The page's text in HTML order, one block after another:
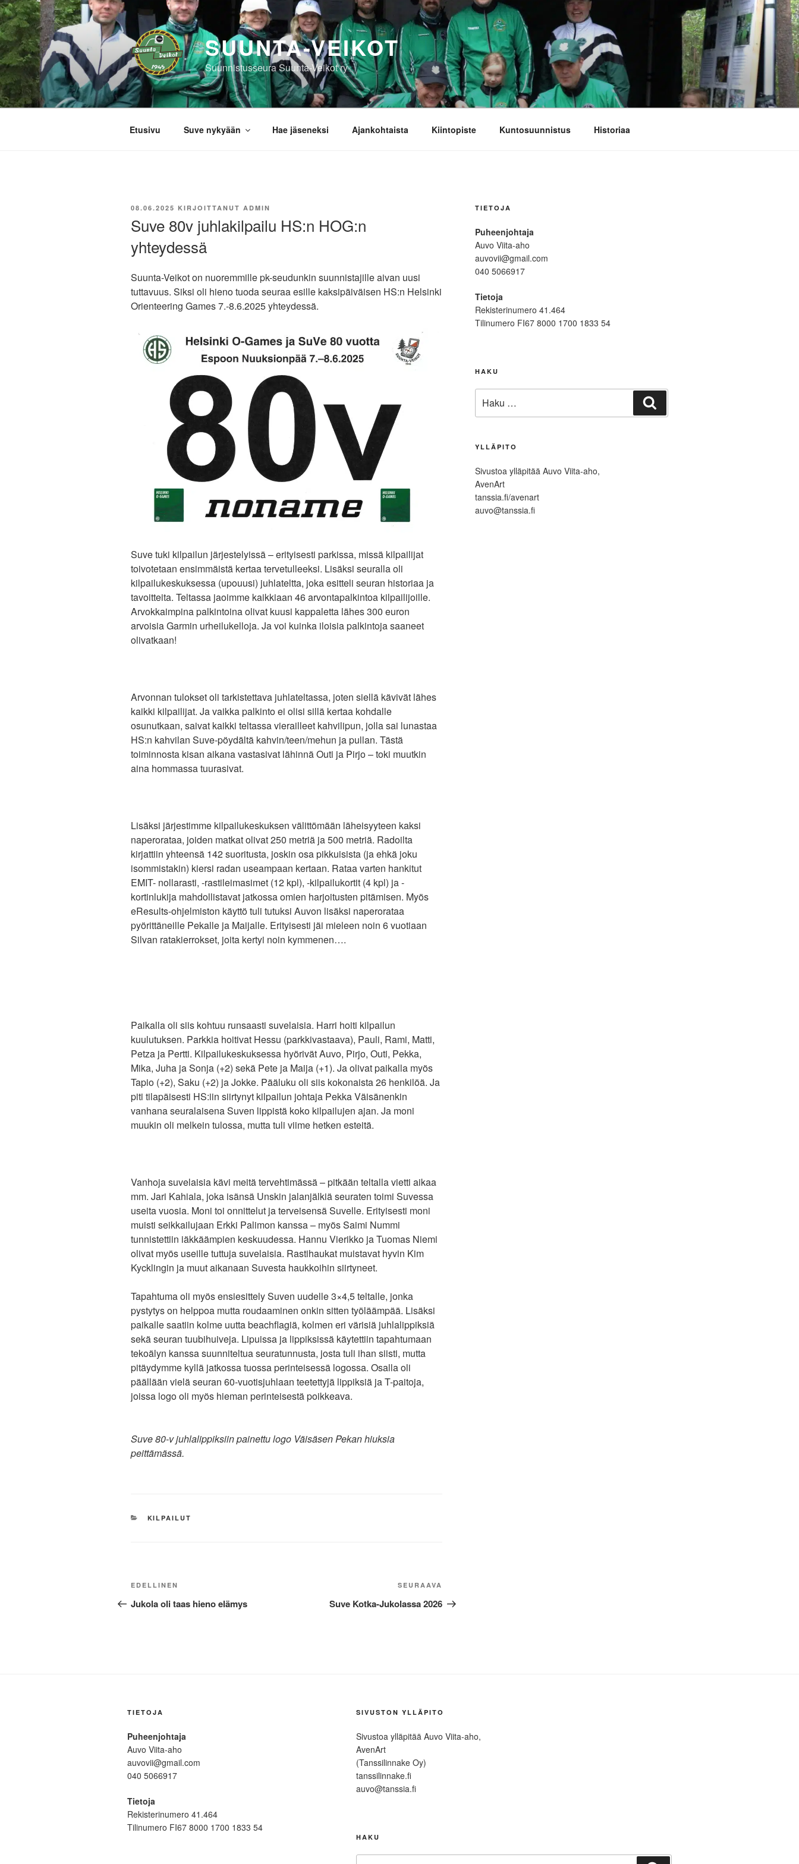
Siirry
sisältöön
SUUNTA-VEIKOT
Suunnistusseura Suunta-Veikot ry
Etusivu Suve nykyään Hae jäseneksi Ajankohtaista Kiintopiste Kuntosuunnistus Historiaa
JULKAISTU
08.06.2025 KIRJOITTANUT ADMIN
Suve 80v juhlakilpailu HS:n HOG:n
yhteydessä
Suunta-Veikot on nuoremmille pk-seudunkin suunnistajille aivan uusi
tuttavuus. Siksi oli hieno tuoda seuraa esille kaksipäiväisen HS:n Helsinki
Orienteering Games 7.-8.6.2025 yhteydessä.
Suve tuki kilpailun järjestelyissä – erityisesti parkissa, missä kilpailijat
toivotetaan ensimmäistä kertaa tervetulleeksi. Lisäksi seuralla oli
kilpailukeskuksessa (upouusi) juhlateltta, joka esitteli seuran historiaa ja
tavoitteita. Teltassa jaoimme kaikkiaan 46 arvontapalkintoa kilpailijoille.
Arvokkaimpina palkintoina olivat kuusi kappaletta lähes 300 euron
arvoisia Garmin urheilukelloja. Ja voi kuinka iloisia palkintoja saaneet
olivatkaan!
Arvonnan tulokset oli tarkistettava juhlateltassa, joten siellä kävivät lähes
kaikki kilpailijat. Ja vaikka palkinto ei olisi sillä kertaa kohdalle
osunutkaan, saivat kaikki teltassa vierailleet kahvilipun, jolla sai lunastaa
HS:n kahvilan Suve-pöydältä kahvin/teen/mehun ja pullan. Tästä
toiminnosta kisan aikana vastasivat lähinnä Outi ja Pirjo – toki muutkin
aina hommassa tuurasivat.
Lisäksi järjestimme kilpailukeskuksen välittömään läheisyyteen kaksi
naperorataa, joiden matkat olivat 250 metriä ja 500 metriä. Radoilta
kirjattiin yhteensä 142 suoritusta, joskin osa pikkuisista (ja ehkä joku
isommistakin) kiersi radan useampaan kertaan. Rataa varten hankitut
EMIT- nollarasti, -rastileimasimet (12 kpl), -kilpailukortit (4 kpl) ja -
kortinlukija mahdollistavat jatkossa omien harjoitusten pitämisen. Myös
eResults-ohjelmiston käyttö tuli tutuksi Auvon lisäksi naperorataa
pyörittäneille Pekalle ja Maijalle. Erityisesti jäi mieleen noin 6 vuotiaan
Silvan ratakierrokset, joita kertyi noin kymmenen….
Paikalla oli siis kohtuu runsaasti suvelaisia. Harri hoiti kilpailun
kuulutuksen. Parkkia hoitivat Hessu (parkkivastaava), Pauli, Rami, Matti,
Petza ja Pertti. Kilpailukeskuksessa hyörivät Auvo, Pirjo, Outi, Pekka,
Mika, Juha ja Sonja (+2) sekä Pete ja Maija (+1). Ja olivat paikalla myös
Tapio (+2), Saku (+2) ja Jokke. Pääluku oli siis kokonaista 26 henkilöä. Ja
piti tilapäisesti HS:iin siirtynyt kilpailun johtaja Pekka Väisänenkin
vanhana seuralaisena Suven lippistä koko kilpailujen ajan. Ja moni
muukin oli melkein tulossa, mutta tuli viime hetken esteitä.
Vanhoja suvelaisia kävi meitä tervehtimässä – pitkään teltalla vietti aikaa
mm. Jari Kahiala, joka isänsä Unskin jalanjälkiä seuraten toimi Suvessa
useita vuosia. Moni toi onnittelut ja terveisensä Suvelle. Erityisesti moni
muisti seikkailujaan Erkki Palimon kanssa – myös Saimi Nummi
tunnistettiin iäkkäämpien keskuudessa. Hannu Vierikko ja Tuomas Niemi
olivat myös useille tuttuja suvelaisia. Rastihaukat muistavat hyvin Kim
Kycklingin ja muut aikanaan Suvesta haukkoihin siirtyneet.
Tapahtuma oli myös ensiesittely Suven uudelle 3×4,5 teltalle, jonka
pystytys on helppoa mutta roudaaminen onkin sitten työläämpää. Lisäksi
paikalle saatiin kolme uutta beachflagiä, kolmen eri värisiä juhlalippiksiä
sekä seuran tuubihuiveja. Lipuissa ja lippiksissä käytettiin tapahtumaan
tekoälyn kanssa suunniteltua seuratunnusta, josta tuli ihan siisti, mutta
pitäydymme kyllä jatkossa tuossa perinteisessä logossa. Osalla oli
päällään vielä seuran 60-vuotisjuhlaan teetettyjä lippiksiä ja T-paitoja,
joissa logo oli myös hieman perinteisestä poikkeava.
Suve 80-v juhlalippiksiin painettu logo Väisäsen Pekan hiuksia
peittämässä.
KATEGORIAT
KILPAILUT
Artikkelien
selaus
Edellinen
artikkeli
EDELLINEN
Jukola oli taas hieno elämys
artikkeli
SEURAAVA
Suve Kotka-Jukolassa 2026
TIETOJA
Puheenjohtaja
Auvo Viita-aho
auvovii@gmail.com
040 5066917
Tietoja
Rekisterinumero 41.464
Tilinumero FI67 8000 1700 1833 54
HAKU
YLLÄPITO
Sivustoa ylläpitää Auvo Viita-aho,
AvenArt
tanssia.fi/avenart
auvo@tanssia.fi
TIETOJA
Puheenjohtaja
Auvo Viita-aho
auvovii@gmail.com
040 5066917
Tietoja
Rekisterinumero 41.464
Tilinumero FI67 8000 1700 1833 54
SIVUSTON YLLÄPITO
Sivustoa ylläpitää Auvo Viita-aho,
AvenArt
(Tanssilinnake Oy)
tanssilinnake.fi
auvo@tanssia.fi
HAKU